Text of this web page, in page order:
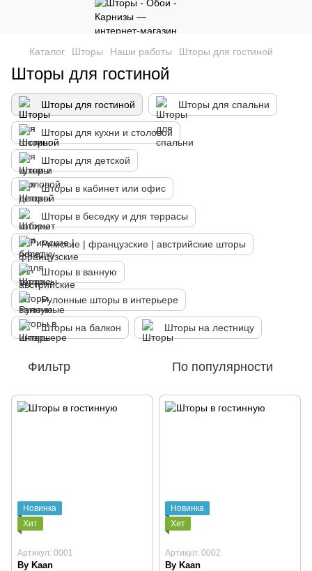
Каталог Шторы Наши работы Шторы для гостиной
Шторы для гостиной
Шторы для гостиной Шторы для спальни
Шторы для кухни и столовой
Шторы для детской
Шторы в кабинет или офис
Шторы в беседку и для террасы
Римские | французские | австрийские шторы
Шторы в ванную
Рулонные шторы в интерьере
Шторы на балкон Шторы на лестницу
Фильтр По популярности
Новинка
Хит
Артикул: 0001
By Kaan
Новинка
Хит
Артикул: 0002
By Kaan